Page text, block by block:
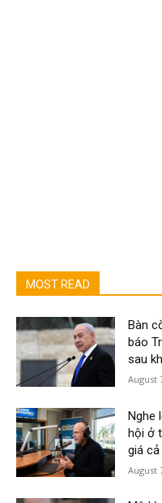
MOST READ
Bàn
báo
sau
August
Nghe
hội ở
giá
August